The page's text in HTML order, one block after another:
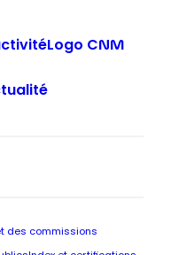
Logo CNM
des commissions